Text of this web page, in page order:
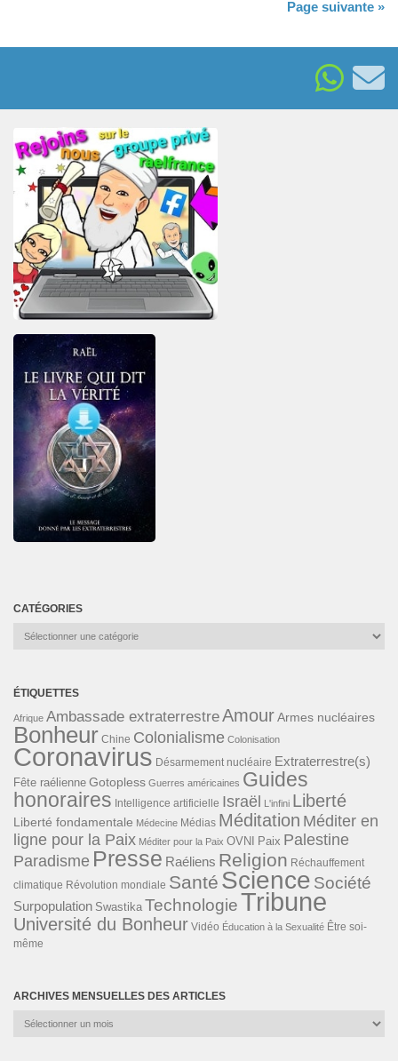
Page suivante »
CATÉGORIES
Catégories
ÉTIQUETTES
Afrique Ambassade extraterrestreAmourArmes nucléaires
Bonheur Chine Colonialisme Colonisation
Coronavirus Désarmement nucléaire Extraterrestre(s)
Fête raélienne Gotopless Guerres américaines Guides
honoraires Intelligence artificielle Israël L'infini Liberté
Liberté fondamentale Médecine Médias Méditation Méditer en
ligne pour la Paix Méditer pour la Paix OVNI Paix Palestine
Paradisme Presse Raéliens Religion Réchauffement
climatique Révolution mondiale Santé Science Société
Surpopulation Swastika TechnologieTribune
Université du Bonheur Vidéo Éducation à la Sexualité Être soi-
même
ARCHIVES MENSUELLES DES ARTICLES
Archives